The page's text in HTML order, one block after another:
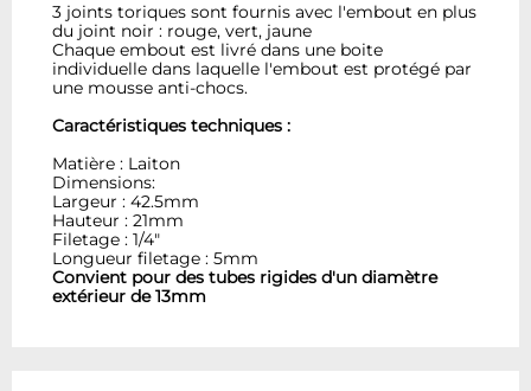
3 joints toriques sont fournis avec l'embout en plus
du joint noir : rouge, vert, jaune
Chaque embout est livré dans une boite
individuelle dans laquelle l'embout est protégé par
une mousse anti-chocs.
Caractéristiques techniques :
Matière : Laiton
Dimensions:
Largeur : 42.5mm
Hauteur : 21mm
Filetage : 1/4"
Longueur filetage : 5mm
Convient pour des tubes rigides d'un diamètre
extérieur de 13mm